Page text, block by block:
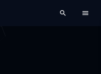
search menu